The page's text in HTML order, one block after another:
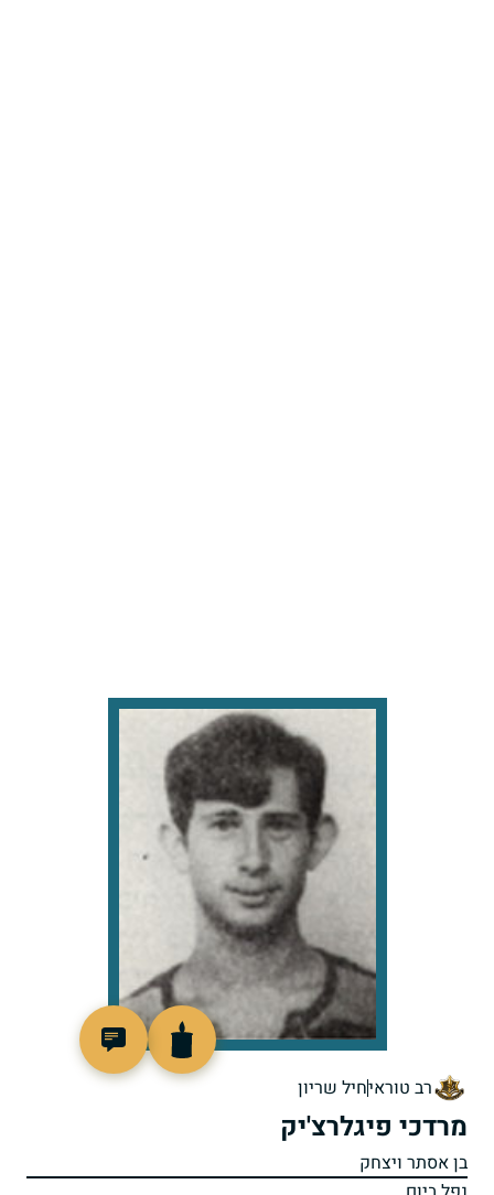
רב טוראיחיל שריון
מרדכי פיגלרצ'יק
בן אסתר ויצחק